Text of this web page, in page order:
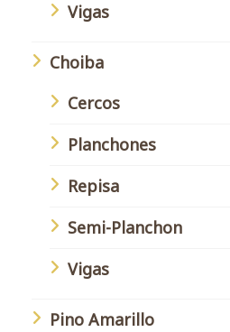
Vigas
Choiba
Cercos
Planchones
Repisa
Semi-Planchon
Vigas
Pino Amarillo